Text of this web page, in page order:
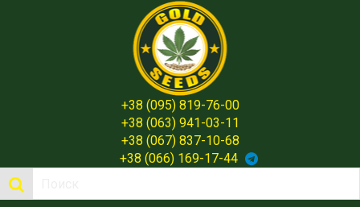
+38 (095) 819-76-00
+38 (063) 941-03-11
+38 (067) 837-10-68
+38 (066) 169-17-44